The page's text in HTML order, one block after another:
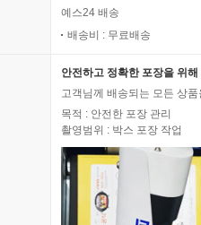
예스24 배송
배송비 : 무료배송
안전하고 정확한 포장을 위
고객님께 배송되는 모든 상
목적 : 안전한 포장 관리
촬영범위 : 박스 포장 작업